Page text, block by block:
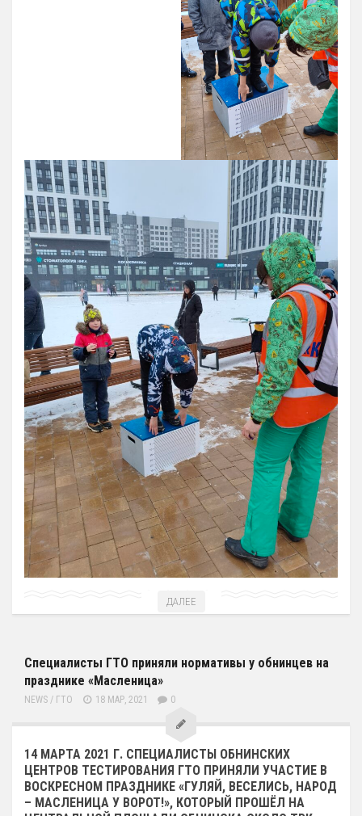
10 Стипендии и меры поддержки обучающихся
11 Финансово-хозяйственная деятельность
Извещения о закупках
12 Платные образовательные услуги
Документы МАУ «СШОР КВАНТ»
Виды Спорта
Адаптивная физкультура
Бокс
Борьба (самбо и дзюдо)
Легкая атлетика
Лыжные гонки
Пулевая стрельба
Теннис
Тяжелая атлетика
Фитнес-аэробика
Футбол
Художественная гимнастика
Шахматы
Чир Спорт
Доп. услуги
Аренда футбольного поля
Информация о Приеме
График работы отделений
Стоимость Занятий
История школы
СМИ о нас
Антикоррупция
ДАЛЕЕ
Специалисты ГТО приняли нормативы у обнинцев на
празднике «Масленица»
NEWS / ГТО 18 МАР, 2021 0
14 МАРТА 2021 Г. СПЕЦИАЛИСТЫ ОБНИНСКИХ
ЦЕНТРОВ ТЕСТИРОВАНИЯ ГТО ПРИНЯЛИ УЧАСТИЕ В
ВОСКРЕСНОМ ПРАЗДНИКЕ «ГУЛЯЙ, ВЕСЕЛИСЬ, НАРОД
– МАСЛЕНИЦА У ВОРОТ!», КОТОРЫЙ ПРОШЁЛ НА